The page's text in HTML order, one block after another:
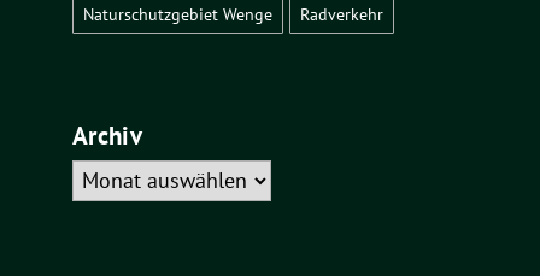
Naturschutzgebiet Wenge Radverkehr
Archiv
Archiv